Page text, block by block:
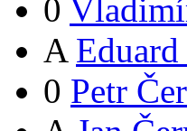
0
A
0 Petr